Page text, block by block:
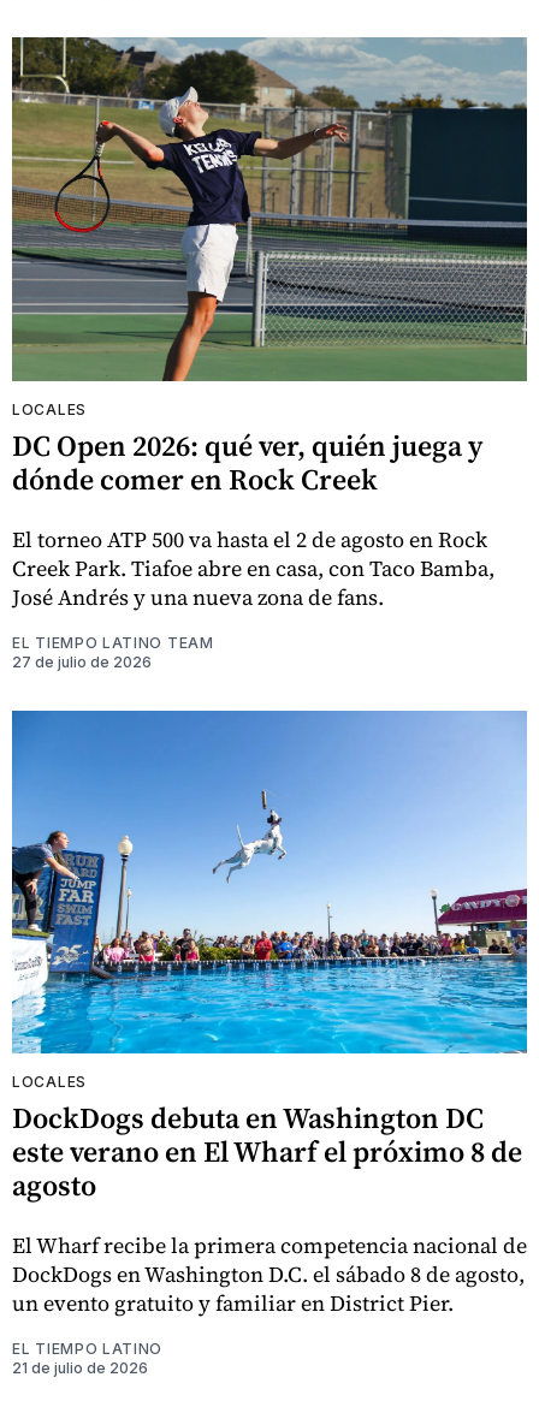
LOCALES
DC Open 2026: qué ver, quién juega y
dónde comer en Rock Creek
El torneo ATP 500 va hasta el 2 de agosto en Rock
Creek Park. Tiafoe abre en casa, con Taco Bamba,
José Andrés y una nueva zona de fans.
EL TIEMPO LATINO TEAM
27 de julio de 2026
LOCALES
DockDogs debuta en Washington DC
este verano en El Wharf el próximo 8 de
agosto
El Wharf recibe la primera competencia nacional de
DockDogs en Washington D.C. el sábado 8 de agosto,
un evento gratuito y familiar en District Pier.
EL TIEMPO LATINO
21 de julio de 2026